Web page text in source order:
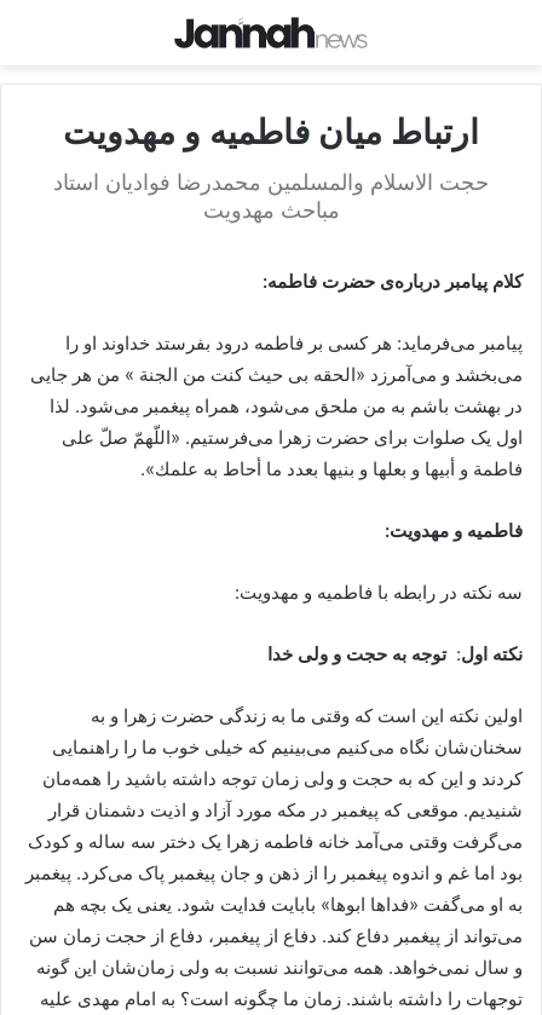
ارتباط میان فاطمیه و مهدویت
حجت الاسلام والمسلمین محمدرضا فوادیان استاد
مباحث مهدویت
کلام پیامبر درباره‌ی حضرت فاطمه:
پیامبر می‌فرماید: هر کسی بر فاطمه درود بفرستد خداوند او را
می‌بخشد و می‌آمرزد «الحقه بی حیث کنت من الجنة » من هر جایی
در بهشت باشم به من ملحق می‌شود، همراه پیغمبر می‌شود. لذا
اول یک صلوات برای حضرت زهرا می‌فرستیم. «اللّهمّ صلّ على
فاطمة و أبيها و بعلها و بنيها بعدد ما أحاط به علمك».
فاطمیه و مهدویت:
سه نکته در رابطه با فاطمیه و مهدویت:
نکته اول:توجه به حجت و ولی خدا
اولین نکته این است که وقتی ما به زندگی حضرت زهرا و به
سخنان‌شان نگاه می‌کنیم می‌بینیم که خیلی خوب ما را راهنمایی
کردند و این که به حجت و ولی زمان‌ توجه داشته باشید را همه‌مان
شنیدیم. موقعی که پیغمبر در مکه مورد آزاد و اذیت دشمنان قرار
می‌گرفت وقتی می‌آمد خانه فاطمه زهرا یک دختر سه ساله و کودک
بود اما غم و اندوه پیغمبر را از ذهن و جان پیغمبر پاک می‌کرد. پیغمبر
به او می‌گفت «فداها ابوها» بابایت فدایت شود. یعنی یک بچه هم
می‌تواند از پیغمبر دفاع کند. دفاع از پیغمبر، دفاع از حجت زمان سن
و سال نمی‌خواهد. همه می‌توانند نسبت به ولی زمان‌شان این گونه
توجهات را داشته باشند. زمان ما چگونه است؟ به امام مهدی علیه